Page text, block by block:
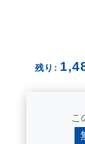
残り:
こ